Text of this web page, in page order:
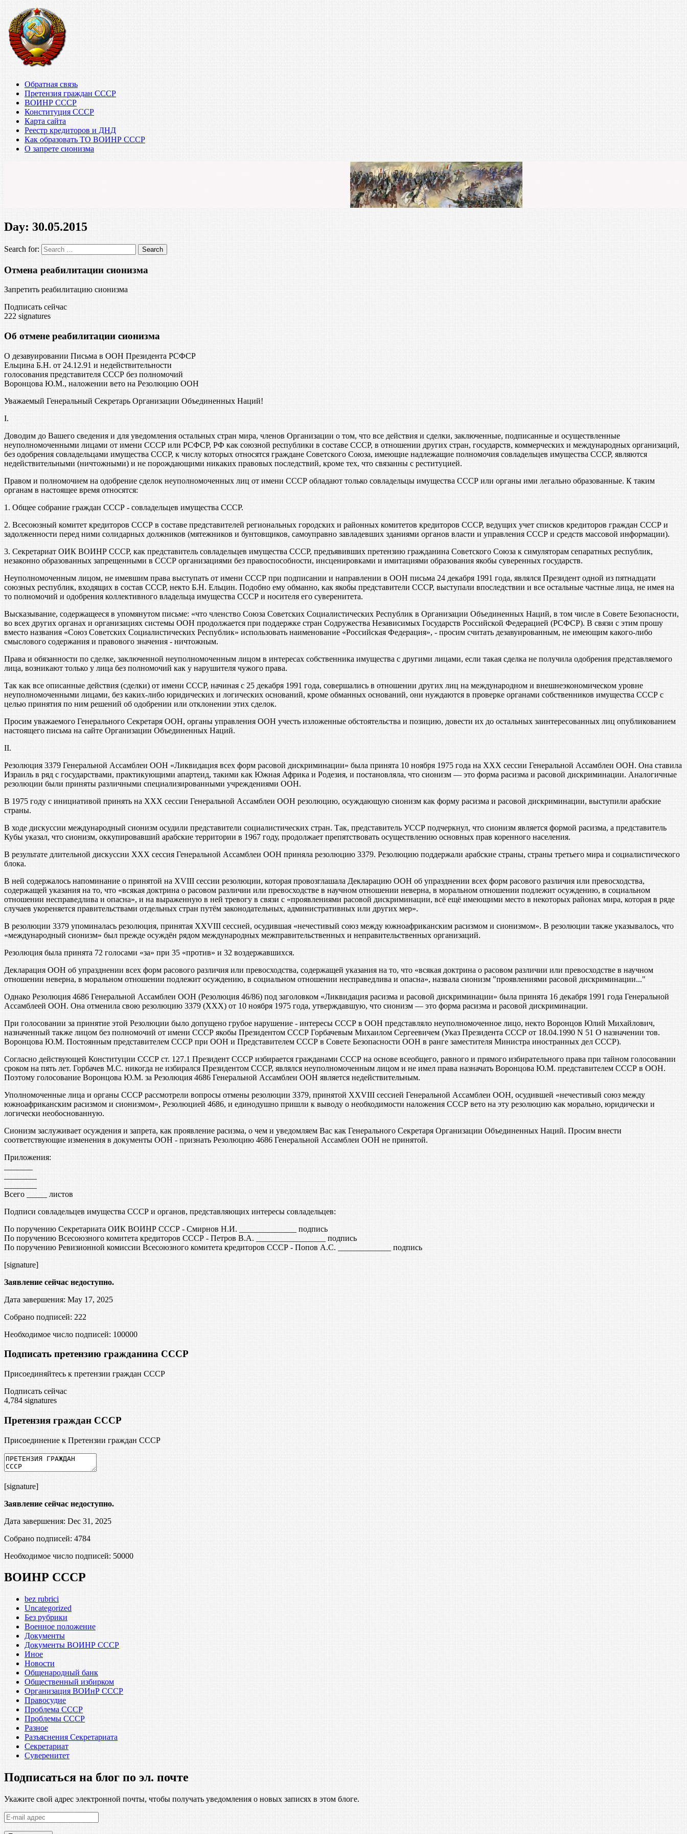
Обратная связь
Претензия граждан СССР
ВОИНР СССР
Конституция СССР
Карта сайта
Реестр кредиторов и ДНД
Как образовать ТО ВОИНР СССР
О запрете сионизма
Day: 30.05.2015
Search for:
Отмена реабилитации сионизма
Запретить реабилитацию сионизма
Подписать сейчас
222 signatures
Об отмене реабилитации сионизма
О дезавуировании Письма в ООН Президента РСФСР
Ельцина Б.Н. от 24.12.91 и недействительности
голосования представителя СССР без полномочий
Воронцова Ю.М., наложении вето на Резолюцию ООН
Уважаемый Генеральный Секретарь Организации Объединенных Наций!
I.
Доводим до Вашего сведения и для уведомления остальных стран мира, членов Организации о том, что все действия и сделки, заключенные, подписанные и осуществленные
неуполномоченными лицами от имени СССР или РСФСР, РФ как союзной республики в составе СССР, в отношении других стран, государств, коммерческих и международных организаций,
без одобрения совладельцами имущества СССР, к числу которых относятся граждане Советского Союза, имеющие надлежащие полномочия совладельцев имущества СССР, являются
недействительными (ничтожными) и не порождающими никаких правовых последствий, кроме тех, что связанны с реституцией.
Правом и полномочием на одобрение сделок неуполномоченных лиц от имени СССР обладают только совладельцы имущества СССР или органы ими легально образованные. К таким
органам в настоящее время относятся:
1. Общее собрание граждан СССР - совладельцев имущества СССР.
2. Всесоюзный комитет кредиторов СССР в составе представителей региональных городских и районных комитетов кредиторов СССР, ведущих учет списков кредиторов граждан СССР и
задолженности перед ними солидарных должников (мятежников и бунтовщиков, самоуправно завладевших зданиями органов власти и управления СССР и средств массовой информации).
3. Секретариат ОИК ВОИНР СССР, как представитель совладельцев имущества СССР, предъявивших претензию гражданина Советского Союза к симуляторам сепаратных республик,
незаконно образованных запрещенными в СССР организациями без правоспособности, инсценировками и имитациями образования якобы суверенных государств.
Неуполномоченным лицом, не имевшим права выступать от имени СССР при подписании и направлении в ООН письма 24 декабря 1991 года, являлся Президент одной из пятнадцати
союзных республик, входящих в состав СССР, некто Б.Н. Ельцин. Подобно ему обманно, как якобы представители СССР, выступали впоследствии и все остальные частные лица, не имея на
то полномочий и одобрения коллективного владельца имущества СССР и носителя его суверенитета.
Высказывание, содержащееся в упомянутом письме: «что членство Союза Советских Социалистических Республик в Организации Объединенных Наций, в том числе в Совете Безопасности,
во всех других органах и организациях системы ООН продолжается при поддержке стран Содружества Независимых Государств Российской Федерацией (РСФСР). В связи с этим прошу
вместо названия «Союз Советских Социалистических Республик» использовать наименование «Российская Федерация», - просим считать дезавуированным, не имеющим какого-либо
смыслового содержания и правового значения - ничтожным.
Права и обязанности по сделке, заключенной неуполномоченным лицом в интересах собственника имущества с другими лицами, если такая сделка не получила одобрения представляемого
лица, возникают только у лица без полномочий как у нарушителя чужого права.
Так как все описанные действия (сделки) от имени СССР, начиная с 25 декабря 1991 года, совершались в отношении других лиц на международном и внешнеэкономическом уровне
неуполномоченными лицами, без каких-либо юридических и логических оснований, кроме обманных оснований, они нуждаются в проверке органами собственников имущества СССР с
целью принятия по ним решений об одобрении или отклонении этих сделок.
Просим уважаемого Генерального Секретаря ООН, органы управления ООН учесть изложенные обстоятельства и позицию, довести их до остальных заинтересованных лиц опубликованием
настоящего письма на сайте Организации Объединенных Наций.
II.
Резолюция 3379 Генеральной Ассамблеи ООН «Ликвидация всех форм расовой дискриминации» была принята 10 ноября 1975 года на XXX сессии Генеральной Ассамблеи ООН. Она ставила
Израиль в ряд с государствами, практикующими апартеид, такими как Южная Африка и Родезия, и постановляла, что сионизм — это форма расизма и расовой дискриминации. Аналогичные
резолюции были приняты различными специализированными учреждениями ООН.
В 1975 году с инициативой принять на XXX сессии Генеральной Ассамблеи ООН резолюцию, осуждающую сионизм как форму расизма и расовой дискриминации, выступили арабские
страны.
В ходе дискуссии международный сионизм осудили представители социалистических стран. Так, представитель УССР подчеркнул, что сионизм является формой расизма, а представитель
Кубы указал, что сионизм, оккупировавший арабские территории в 1967 году, продолжает препятствовать осуществлению основных прав коренного населения.
В результате длительной дискуссии XXX сессия Генеральной Ассамблеи ООН приняла резолюцию 3379. Резолюцию поддержали арабские страны, страны третьего мира и социалистического
блока.
В ней содержалось напоминание о принятой на XVIII сессии резолюции, которая провозглашала Декларацию ООН об упразднении всех форм расового различия или превосходства,
содержащей указания на то, что «всякая доктрина о расовом различии или превосходстве в научном отношении неверна, в моральном отношении подлежит осуждению, в социальном
отношении несправедлива и опасна», и на выраженную в ней тревогу в связи с «проявлениями расовой дискриминации, всё ещё имеющими место в некоторых районах мира, которая в ряде
случаев укореняется правительствами отдельных стран путём законодательных, административных или других мер».
В резолюции 3379 упоминалась резолюция, принятая XXVIII сессией, осудившая «нечестивый союз между южноафриканским расизмом и сионизмом». В резолюции также указывалось, что
«международный сионизм» был прежде осуждён рядом международных межправительственных и неправительственных организаций.
Резолюция была принята 72 голосами «за» при 35 «против» и 32 воздержавшихся.
Декларация ООН об упразднении всех форм расового различия или превосходства, содержащей указания на то, что «всякая доктрина о расовом различии или превосходстве в научном
отношении неверна, в моральном отношении подлежит осуждению, в социальном отношении несправедлива и опасна», назвала сионизм "проявлениями расовой дискриминации..."
Однако Резолюция 4686 Генеральной Ассамблеи ООН (Резолюция 46/86) под заголовком «Ликвидация расизма и расовой дискриминации» была принята 16 декабря 1991 года Генеральной
Ассамблеей ООН. Она отменила свою резолюцию 3379 (ХХХ) от 10 ноября 1975 года, утверждавшую, что сионизм — это форма расизма и расовой дискриминации.
При голосовании за принятие этой Резолюции было допущено грубое нарушение - интересы СССР в ООН представляло неуполномоченное лицо, некто Воронцов Юлий Михайлович,
назначенный также лицом без полномочий от имени СССР якобы Президентом СССР Горбачевым Михаилом Сергеевичем (Указ Президента СССР от 18.04.1990 N 51 О назначении тов.
Воронцова Ю.М. Постоянным представителем СССР при ООН и Представителем СССР в Совете Безопасности ООН в ранге заместителя Министра иностранных дел СССР).
Согласно действующей Конституции СССР ст. 127.1 Президент СССР избирается гражданами СССР на основе всеобщего, равного и прямого избирательного права при тайном голосовании
сроком на пять лет. Горбачев М.С. никогда не избирался Президентом СССР, являлся неуполномоченным лицом и не имел права назначать Воронцова Ю.М. представителем СССР в ООН.
Поэтому голосование Воронцова Ю.М. за Резолюция 4686 Генеральной Ассамблеи ООН является недействительным.
Уполномоченные лица и органы СССР рассмотрели вопросы отмены резолюции 3379, принятой XXVIII сессией Генеральной Ассамблеи ООН, осудившей «нечестивый союз между
южноафриканским расизмом и сионизмом», Резолюцией 4686, и единодушно пришли к выводу о необходимости наложения СССР вето на эту резолюцию как морально, юридически и
логически необоснованную.
Сионизм заслуживает осуждения и запрета, как проявление расизма, о чем и уведомляем Вас как Генерального Секретаря Организации Объединенных Наций. Просим внести
соответствующие изменения в документы ООН - признать Резолюцию 4686 Генеральной Ассамблеи ООН не принятой.
Приложения:
Всего _____ листов
Подписи совладельцев имущества СССР и органов, представляющих интересы совладельцев:
По поручению Секретариата ОИК ВОИНР СССР - Смирнов Н.И. ______________ подпись
По поручению Всесоюзного комитета кредиторов СССР - Петров В.А. _________________ подпись
По поручению Ревизионной комиссии Всесоюзного комитета кредиторов СССР - Попов А.С. _____________ подпись
[signature]
Заявление сейчас недоступно.
Дата завершения: May 17, 2025
Собрано подписей: 222
Необходимое число подписей: 100000
Подписать претензию гражданина СССР
Присоединяйтесь к претензии граждан СССР
Подписать сейчас
4,784 signatures
Претензия граждан СССР
Присоединение к Претензии граждан СССР
[signature]
Заявление сейчас недоступно.
Дата завершения: Dec 31, 2025
Собрано подписей: 4784
Необходимое число подписей: 50000
ВОИНР СССР
bez rubrici
Uncategorized
Без рубрики
Военное положение
Документы
Документы ВОИНР СССР
Иное
Новости
Общенародный банк
Общественный избирком
Организация ВОИнР СССР
Правосудие
Проблема СССР
Проблемы СССР
Разное
Разъяснения Секретариата
Секретариат
Суверенитет
Подписаться на блог по эл. почте
Укажите свой адрес электронной почты, чтобы получать уведомления о новых записях в этом блоге.
E-
mail